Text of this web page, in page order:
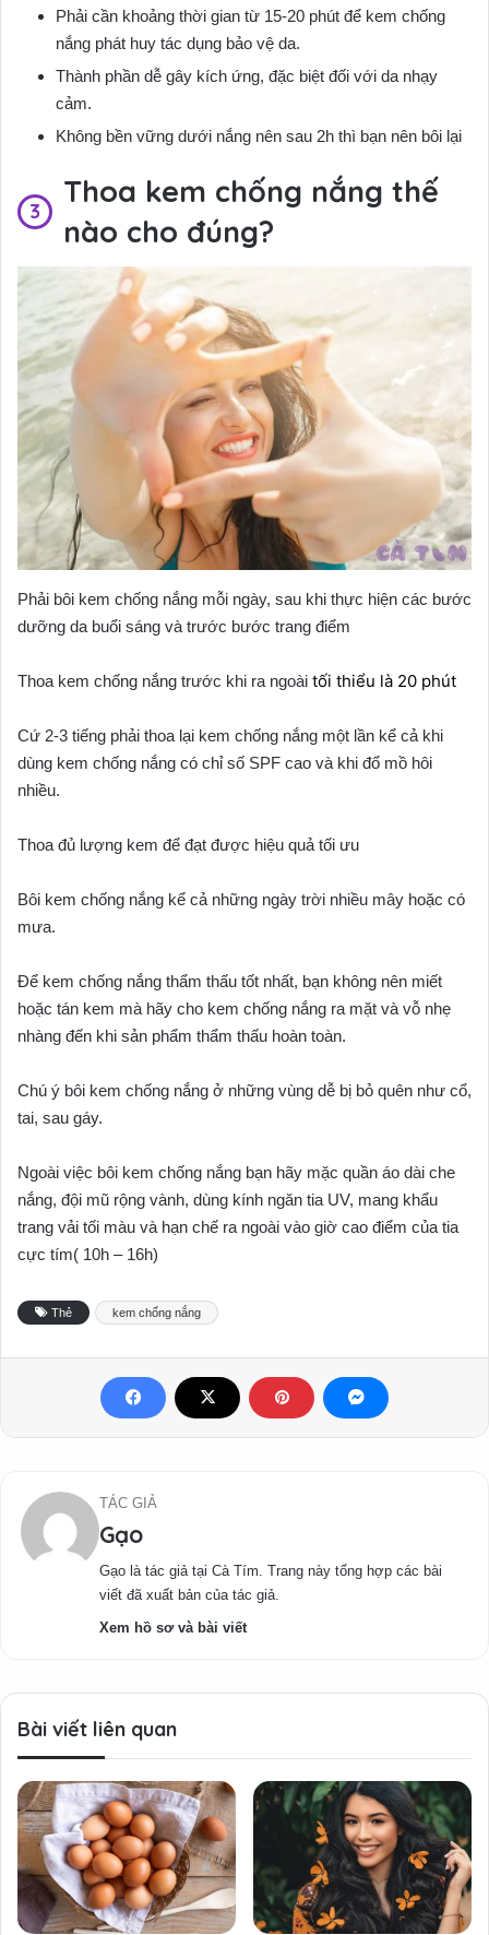
Phải cần khoảng thời gian từ 15-20 phút để kem chống
nắng phát huy tác dụng bảo vệ da.
Thành phần dễ gây kích ứng, đặc biệt đối với da nhạy
cảm.
Không bền vững dưới nắng nên sau 2h thì bạn nên bôi lại
Thoa kem chống nắng thế
nào cho đúng?
Phải bôi kem chống nắng mỗi ngày, sau khi thực hiện các bước
dưỡng da buổi sáng và trước bước trang điểm
Thoa kem chống nắng trước khi ra ngoài tối thiểu là 20 phút
Cứ 2-3 tiếng phải thoa lại kem chống nắng một lần kể cả khi
dùng kem chống nắng có chỉ số SPF cao và khi đổ mồ hôi
nhiều.
Thoa đủ lượng kem để đạt được hiệu quả tối ưu
Bôi kem chống nắng kể cả những ngày trời nhiều mây hoặc có
mưa.
Để kem chống nắng thẩm thấu tốt nhất, bạn không nên miết
hoặc tán kem mà hãy cho kem chống nắng ra mặt và vỗ nhẹ
nhàng đến khi sản phẩm thẩm thấu hoàn toàn.
Chú ý bôi kem chống nắng ở những vùng dễ bị bỏ quên như cổ,
tai, sau gáy.
Ngoài việc bôi kem chống nắng bạn hãy mặc quần áo dài che
nắng, đội mũ rộng vành, dùng kính ngăn tia UV, mang khẩu
trang vải tối màu và hạn chế ra ngoài vào giờ cao điểm của tia
cực tím( 10h – 16h)
Thẻ kem chống nắng
TÁC GIẢ
Gạo
Gạo là tác giả tại Cà Tím. Trang này tổng hợp các bài
viết đã xuất bản của tác giả.
Xem hồ sơ và bài viết
Bài viết liên quan